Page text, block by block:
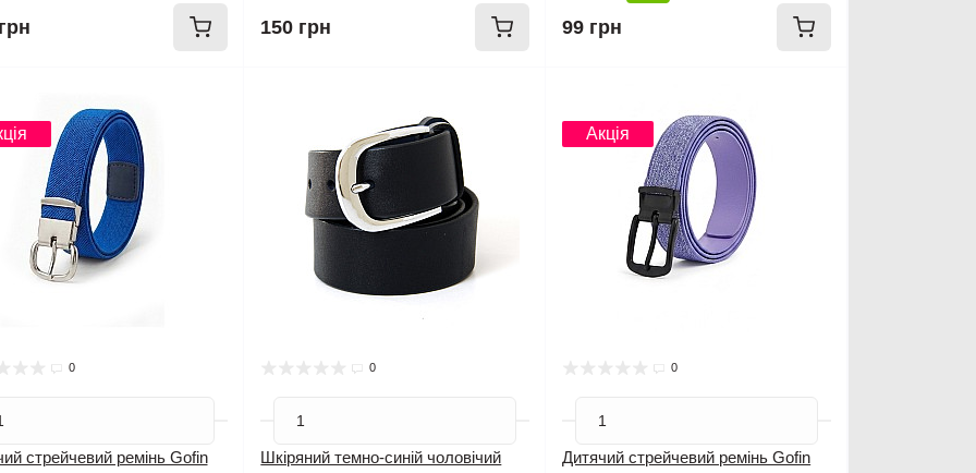
150 грн 99 грн
0
стрейчевий ремінь Gofin
0
Шкіряний темно-синій чоловічий
Акція
0
Дитячий стрейчевий ремінь Gofin